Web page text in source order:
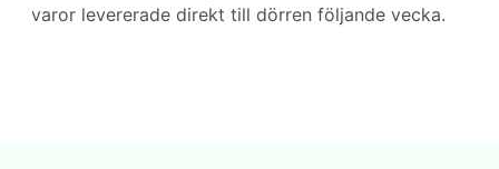
varor levererade direkt till dörren följande vecka.